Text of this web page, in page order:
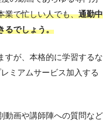
業で忙しい人でも、通勤中
るでしょう。
すが、本格的に学習するな
ミアムサービス加入する
動画や講師陣への質問など